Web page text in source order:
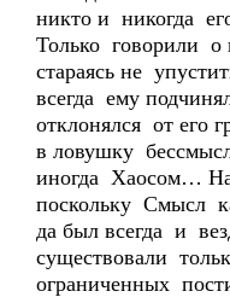
никто и никогда
Только говорили о
стараясь не
всегда ему
отклонялся от его
в ловушку
иногда Хаосом…
поскольку Смысл
да был всегда и
существовали
ограниченных